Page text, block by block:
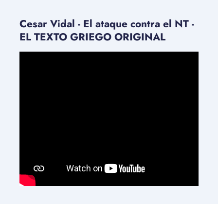
Cesar Vidal - El ataque contra el NT -
EL TEXTO GRIEGO ORIGINAL